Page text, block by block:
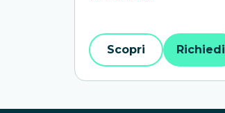
Scopri Richiedi